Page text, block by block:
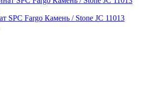
SPC Fargo Камень / Stone JC 11013